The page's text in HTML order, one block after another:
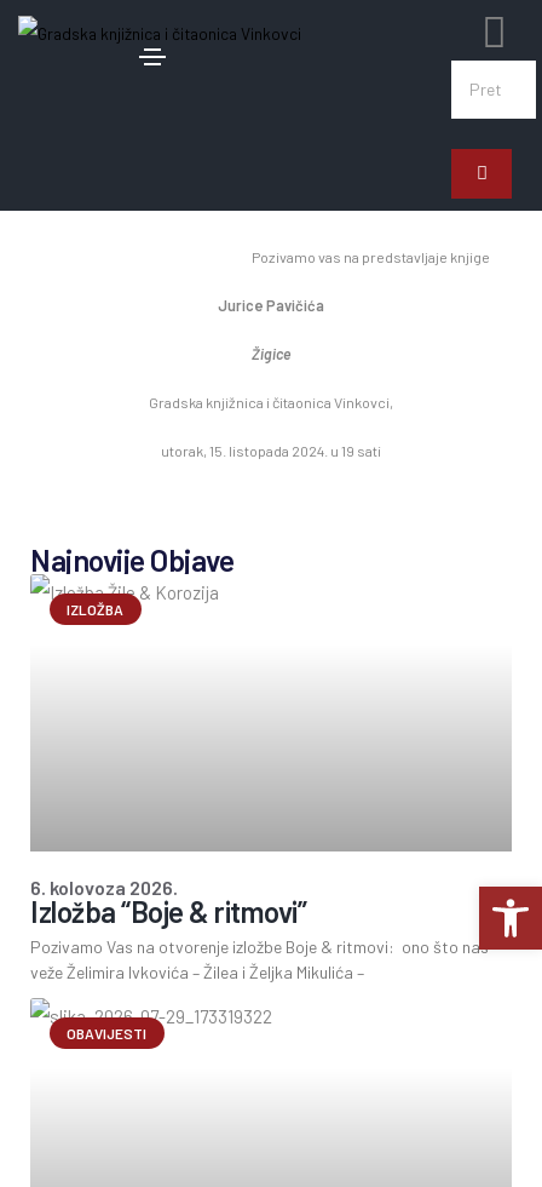
Predstavljanje knjige Jurice Pavičića
Pozivamo vas na predstavljaje knjige
Jurice Pavičića
Žigice
Gradska knjižnica i čitaonica Vinkovci,
utorak, 15. listopada 2024. u 19 sati
Najnovije Objave
IZLOŽBA
Izložba “Boje & ritmovi”
Pozivamo Vas na otvorenje izložbe Boje & ritmovi: ono što nas
veže Želimira Ivkovića – Žilea i Željka Mikulića –
6. kolovoza 2026.
OBAVIJESTI